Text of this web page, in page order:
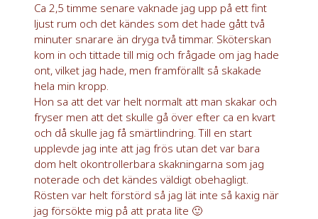
Ca 2,5 timme senare vaknade jag upp på ett fint
ljust rum och det kändes som det hade gått två
minuter snarare än dryga två timmar. Sköterskan
kom in och tittade till mig och frågade om jag hade
ont, vilket jag hade, men framförallt så skakade
hela min kropp.
Hon sa att det var helt normalt att man skakar och
fryser men att det skulle gå över efter ca en kvart
och då skulle jag få smärtlindring. Till en start
upplevde jag inte att jag frös utan det var bara
dom helt okontrollerbara skakningarna som jag
noterade och det kändes väldigt obehagligt.
Rösten var helt förstörd så jag lät inte så kaxig när
jag försökte mig på att prata lite 🙂